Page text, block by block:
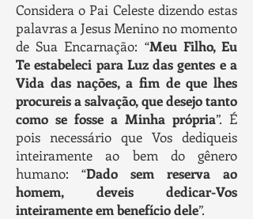
Considera o Pai Celeste dizendo estas
palavras a Jesus Menino no momento
de Sua Encarnação: “Meu Filho, Eu
Te estabeleci para Luz das gentes e a
Vida das nações, a fim de que lhes
procureis a salvação, que desejo tanto
como se fosse a Minha própria”. É
pois necessário que Vos dediqueis
inteiramente ao bem do gênero
humano: “Dado sem reserva ao
homem, deveis dedicar-Vos
inteiramente em benefício dele”.